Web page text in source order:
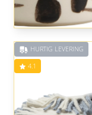
HURTIG LEVERING
4.1